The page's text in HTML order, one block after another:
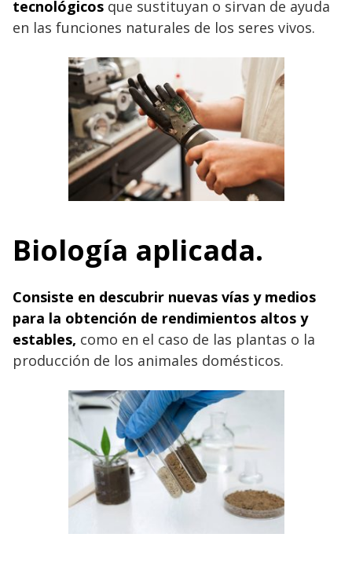
tecnológicos que sustituyan o sirvan de ayuda
en las funciones naturales de los seres vivos.
Biología aplicada.
Consiste en descubrir nuevas vías y medios
para la obtención de rendimientos altos y
estables, como en el caso de las plantas o la
producción de los animales domésticos.